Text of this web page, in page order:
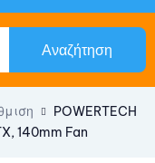
Αναζήτηση
POWERTECH
140mm Fan